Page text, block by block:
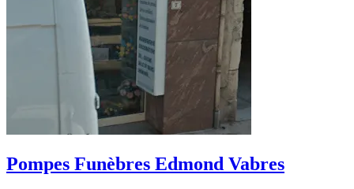
Pompes Funèbres Edmond Vabres